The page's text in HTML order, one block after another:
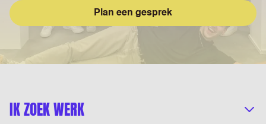
Plan een gesprek
IK ZOEK WERK